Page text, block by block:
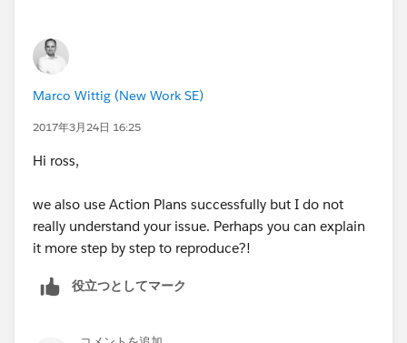
FCE Consultants
280 Racebrook Road Bldg A
Orange, CT. 06477
203-389-5994
Marco Wittig (New Work SE)
2017年3月24日 16:25
Hi ross,
we also use Action Plans successfully but I do not
really understand your issue. Perhaps you can explain
it more step by step to reproduce?!
役立つとしてマーク